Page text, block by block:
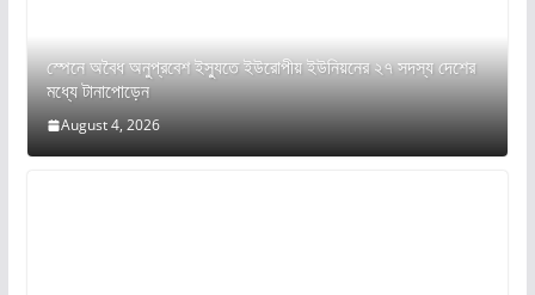
স্পেনে অবৈধ অনুপ্রবেশ ইস্যুতে ইউরোপীয় ইউনিয়নের ২৭ সদস্য দেশের
মধ্যে টানাপোড়েন
August 4, 2026